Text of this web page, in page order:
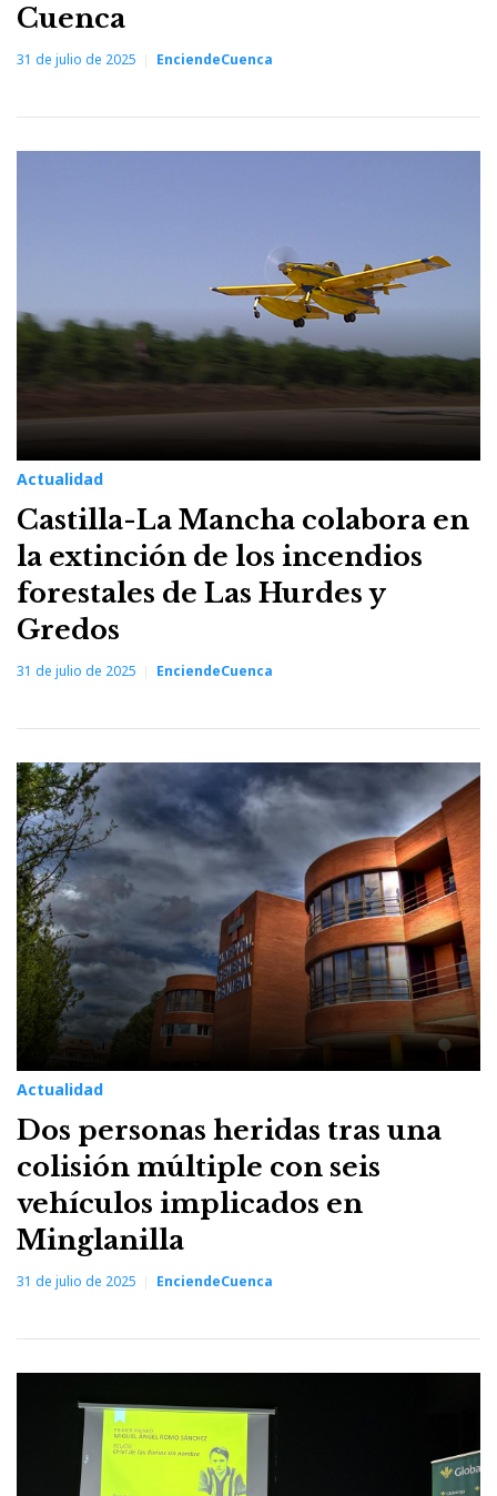
Cuenca
31 de julio de 2025 EnciendeCuenca
Actualidad
Castilla-La Mancha colabora en
la extinción de los incendios
forestales de Las Hurdes y
Gredos
31 de julio de 2025 EnciendeCuenca
Actualidad
Dos personas heridas tras una
colisión múltiple con seis
vehículos implicados en
Minglanilla
31 de julio de 2025 EnciendeCuenca